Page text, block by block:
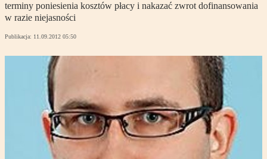
terminy poniesienia kosztów płacy i nakazać zwrot dofinansowania
w razie niejasności
Publikacja: 11.09.2012 05:50